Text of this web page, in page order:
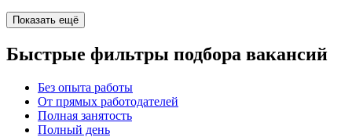
Показать ещё
Быстрые фильтры подбора вакансий
Без опыта работы
От прямых работодателей
Полная занятость
Полный день